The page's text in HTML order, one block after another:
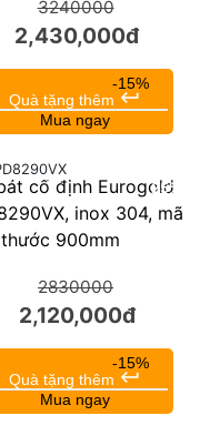
3240000
2,430,000đ
-15%
Quà tặng thêm keyboard_return
Mua ngay
25%
cố định Eurogold
inox 304, mã
900mm
2830000
2,120,000đ
-15%
Quà tặng thêm keyboard_return
Mua ngay